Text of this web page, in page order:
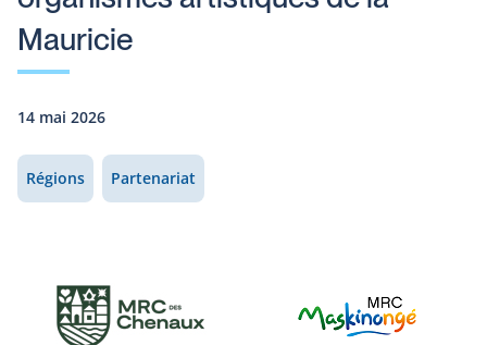
Mauricie
14 mai 2026
Régions Partenariat